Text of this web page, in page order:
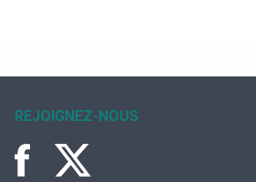
REJOIGNEZ-NOUS